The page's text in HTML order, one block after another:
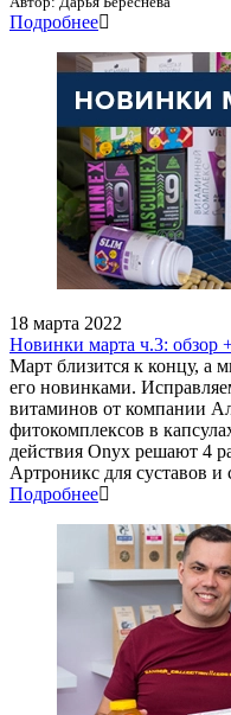
Подробнее
18 марта 2022
Новинки марта ч.3: обзор
Март близится к концу, а
его новинками.
витаминов от компании
фитокомплексов в
действия Onyx решают 4
Артроникс для суставов и
Подробнее